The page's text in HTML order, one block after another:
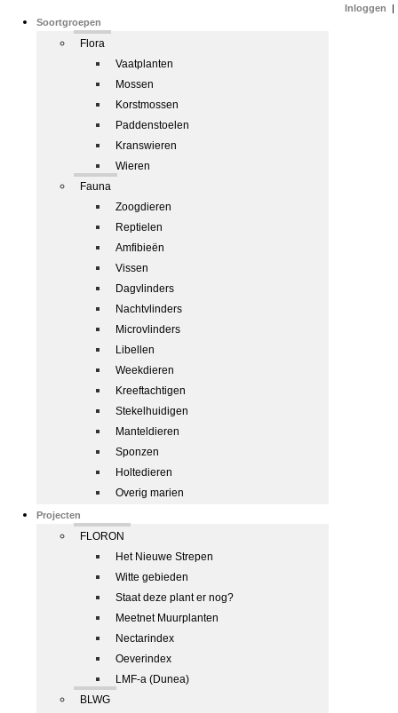
Soortgroepen
Flora
Vaatplanten
Mossen
Korstmossen
Paddenstoelen
Kranswieren
Wieren
Fauna
Zoogdieren
Reptielen
Amfibieën
Vissen
Dagvlinders
Nachtvlinders
Microvlinders
Libellen
Weekdieren
Kreeftachtigen
Stekelhuidigen
Manteldieren
Sponzen
Holtedieren
Overig marien
Projecten
FLORON
Het Nieuwe Strepen
Witte gebieden
Staat deze plant er nog?
Meetnet Muurplanten
Nectarindex
Oeverindex
LMF-a (Dunea)
BLWG
Inloggen |